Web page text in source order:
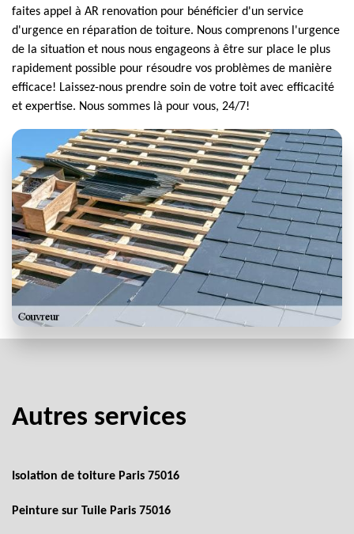
faites appel à AR renovation pour bénéficier d'un service
d'urgence en réparation de toiture. Nous comprenons l'urgence
de la situation et nous nous engageons à être sur place le plus
rapidement possible pour résoudre vos problèmes de manière
efficace! Laissez-nous prendre soin de votre toit avec efficacité
et expertise. Nous sommes là pour vous, 24/7!
Autres services
Isolation de toiture Paris 75016
Peinture sur Tuile Paris 75016